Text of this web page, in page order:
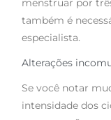
menstruar por
também é
especialista.
Alterações
Se você notar
intensidade dos